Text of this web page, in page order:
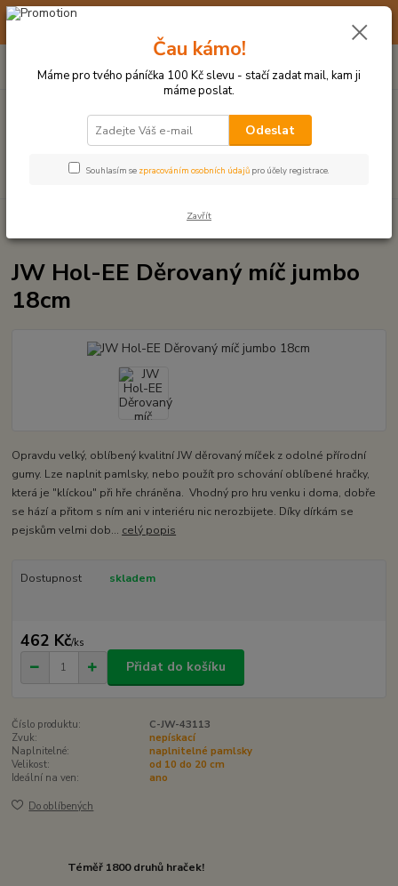
☀️ 10. - 14. SRPNA 2026 MÁME DOVOLENOU ☀️ OBJEDNÁVKY
Hledat
po–pá: 9–17 hod.
za0 Kč
MÍČKY, APORTY, TALÍŘE, HÁZEČE
JW Hol-EE Děrovaný míč jumbo
18cm
Opravdu velký, oblíbený kvalitní JW děrovaný míček z odolné přírodní
gumy. Lze naplnit pamlsky, nebo použít pro schování oblíbené hračky,
která je "klíckou" při hře chráněna. Vhodný pro hru venku i doma, dobře
se hází a přitom s ním ani v interiéru nic nerozbijete. Díky dírkám se
pejskům velmi dob... celý popis
Dostupnost skladem
462 Kč/ks
Přidat do košíku
Číslo produktu:
C-JW-43113
Zvuk:
nepískací
Naplnitelné:
naplnitelné pamlsky
Velikost:
od 10 do 20 cm
Ideální na ven:
ano
Do oblíbených
Téměř 1800 druhů hraček!
Čau kámo!
Máme pro tvého páníčka 100 Kč slevu - stačí zadat mail, kam ji
máme poslat.
Odeslat
Souhlasím se zpracováním osobních údajů pro účely registrace.
Zavřít